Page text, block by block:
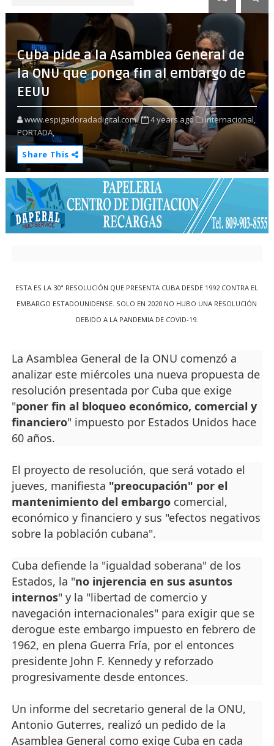
Cuba pide a la Asamblea General de
la ONU que ponga fin al embargo de
EEUU
www.espigadoradadigital.com 4 years ago
internacional,
PORTADA,
Share This
ESTA ES LA 30ª RESOLUCIÓN QUE PRESENTA CUBA DESDE 1992 CONTRA EL
EMBARGO ESTADOUNIDENSE. SOLO EN 2020 NO HUBO UNA RESOLUCIÓN
DEBIDO A LA PANDEMIA DE COVID-19.
La Asamblea General de la ONU comenzó a
analizar este miércoles una nueva propuesta de
resolución presentada por Cuba que exige
"poner fin al bloqueo económico, comercial y
financiero" impuesto por Estados Unidos hace
60 años.
El proyecto de resolución, que será votado el
jueves, manifiesta "preocupación" por el
mantenimiento del embargocomercial,
económico y financiero y sus "efectos negativos
sobre la población cubana".
Cuba defiende la "igualdad soberana" de los
Estados, la "no injerencia en sus asuntos
internos" y la "libertad de comercio y
navegación internacionales" para exigir que se
derogue este embargo impuesto en febrero de
1962, en plena Guerra Fría, por el entonces
presidente John F. Kennedy y reforzado
progresivamente desde entonces.
Un informe del secretario general de la ONU,
Antonio Guterres, realizó un pedido de la
Asamblea General como exige Cuba en cada